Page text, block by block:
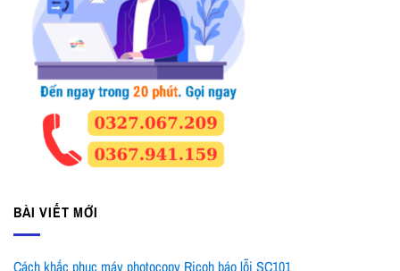
BÀI VIẾT MỚI
Cách khắc phục máy photocopy Ricoh báo lỗi SC101